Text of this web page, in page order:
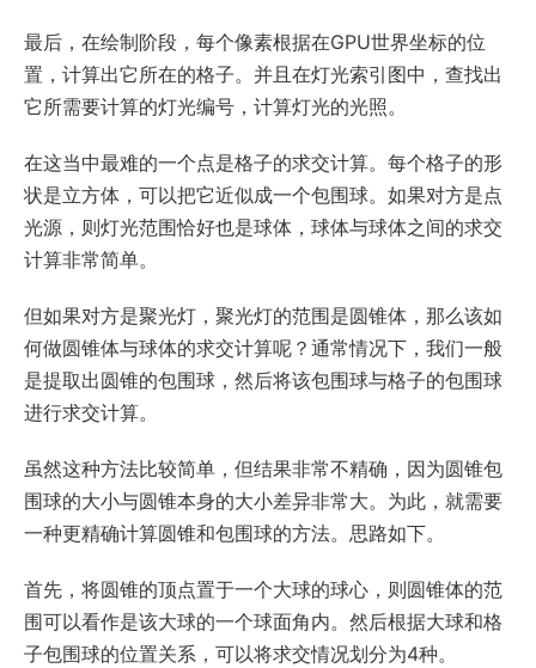
最后，在绘制阶段，每个像素根据在GPU世界坐标的位
置，计算出它所在的格子。并且在灯光索引图中，查找出
它所需要计算的灯光编号，计算灯光的光照。
在这当中最难的一个点是格子的求交计算。每个格子的形
状是立方体，可以把它近似成一个包围球。如果对方是点
光源，则灯光范围恰好也是球体，球体与球体之间的求交
计算非常简单。
但如果对方是聚光灯，聚光灯的范围是圆锥体，那么该如
何做圆锥体与球体的求交计算呢？通常情况下，我们一般
是提取出圆锥的包围球，然后将该包围球与格子的包围球
进行求交计算。
虽然这种方法比较简单，但结果非常不精确，因为圆锥包
围球的大小与圆锥本身的大小差异非常大。为此，就需要
一种更精确计算圆锥和包围球的方法。思路如下。
首先，将圆锥的顶点置于一个大球的球心，则圆锥体的范
围可以看作是该大球的一个球面角内。然后根据大球和格
子包围球的位置关系，可以将求交情况划分为4种。